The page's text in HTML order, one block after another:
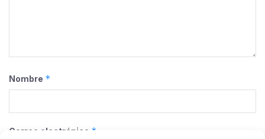
Nombre *
Correo electrónico *